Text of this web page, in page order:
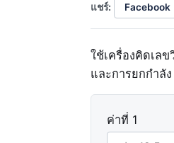
แชร์: Facebook
ใช้เครื่องคิดเล
และการยกกำลั
ค่าที่ 1